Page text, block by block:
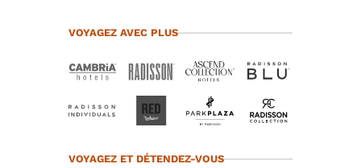
VOYAGEZ AVEC PLUS
VOYAGEZ ET DÉTENDEZ-VOUS